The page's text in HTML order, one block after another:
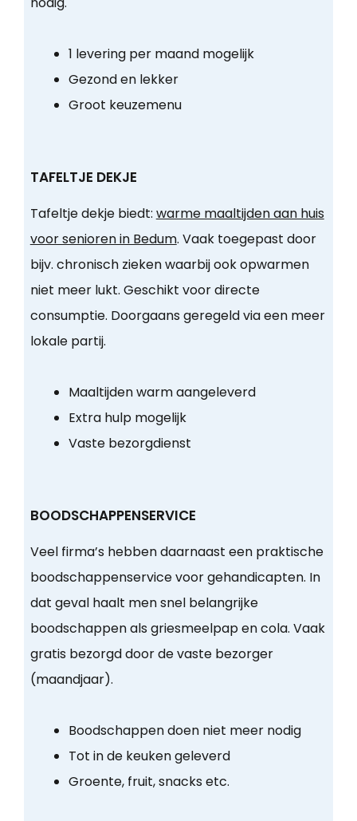
1 levering per maand mogelijk
Gezond en lekker
Groot keuzemenu
TAFELTJE DEKJE
Tafeltje dekje biedt: warme maaltijden aan huis
voor senioren in Bedum. Vaak toegepast door
bijv. chronisch zieken waarbij ook opwarmen
niet meer lukt. Geschikt voor directe
consumptie. Doorgaans geregeld via een meer
lokale partij.
Maaltijden warm aangeleverd
Extra hulp mogelijk
Vaste bezorgdienst
BOODSCHAPPENSERVICE
Veel firma’s hebben daarnaast een praktische
boodschappenservice voor gehandicapten. In
dat geval haalt men snel belangrijke
boodschappen als griesmeelpap en cola. Vaak
gratis bezorgd door de vaste bezorger
(maandjaar).
Boodschappen doen niet meer nodig
Tot in de keuken geleverd
Groente, fruit, snacks etc.